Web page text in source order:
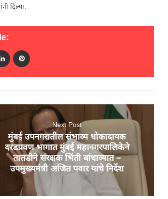
दिल्या.
Next Post
मुंबई उपनगरातील संभाव्य धोकादायक
दरडप्रवण भागात मुंबई महानगरपालिकेने
तातडीने संरक्षक भिंती बांधाव्यात –
उपमुख्यमंत्री अजित पवार यांचे निर्देश